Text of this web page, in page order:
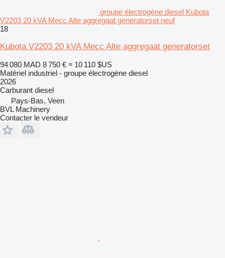
groupe électrogène diesel Kubota
V2203 20 kVA Mecc Alte aggregaat generatorset neuf
18
Kubota V2203 20 kVA Mecc Alte aggregaat generatorset
94 080 MAD 8 750 € ≈ 10 110 $US
Matériel industriel - groupe électrogène diesel
2026
Carburant diesel
Pays-Bas, Veen
BVL Machinery
Contacter le vendeur